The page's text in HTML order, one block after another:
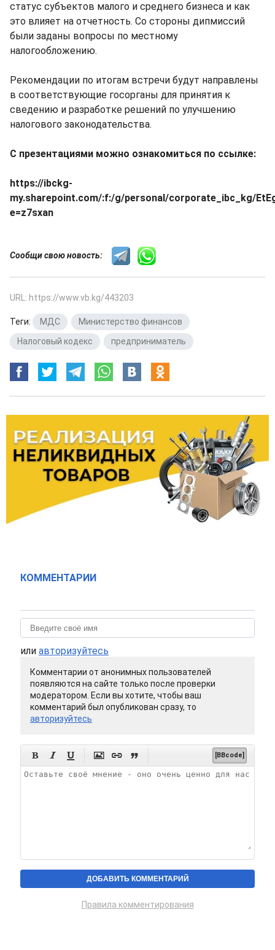
статус субъектов малого и среднего бизнеса и как
это влияет на отчетность. Со стороны дипмиссий
были заданы вопросы по местному
налогообложению.
Рекомендации по итогам встречи будут направлены
в соответствующие госорганы для принятия к
сведению и разработке решений по улучшению
налогового законодательства.
С презентациями можно ознакомиться по ссылке:
https://ibckg-
my.sharepoint.com/:f:/g/personal/corporate_ibc_kg/
e=z7sxan
Сообщи свою новость:
URL: https://www.vb.kg/443203
Теги: МДС Министерство финансов
Налоговый кодекс
предприниматель
КОММЕНТАРИИ
или авторизуйтесь
Комментарии от анонимных пользователей
появляются на сайте только после проверки
модератором. Если вы хотите, чтобы ваш
комментарий был опубликован сразу, то
авторизуйтесь
      [BBcode]
Правила комментирования